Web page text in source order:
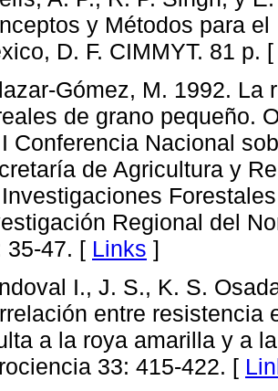
y Métodos para
D. F. CIMMYT. 81 p.
Gómez, M. 1992. La
de grano pequeño.
Conferencia Nacional
de Agricultura y
Regional del
35-47. [ Links ]
I., J. S., K. S.
entre resistencia
a la roya amarilla y a
33: 415-422. [